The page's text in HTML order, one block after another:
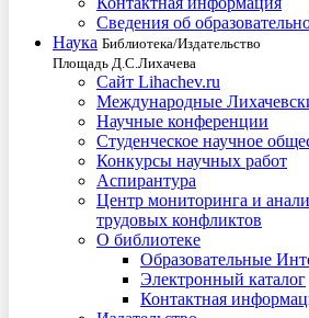
Сведения об
Наука Библиотека/Издательство
Площадь Д.С.Лихачева
Сайт Lihachev.ru
Международные
Научные конференции
Студенческое научное
Конкурсы научных работ
Аспирантура
Центр мониторинга и
трудовых конфликтов
О библиотеке
Образовательные
Электронный каталог
Контактная